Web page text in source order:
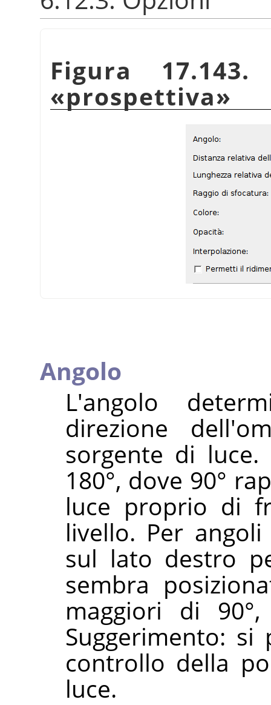
Figura
«prospettiva»
Angolo
L'angolo
direzione
sorgente di
180°, dove 90°
luce proprio di
livello. Per
sul lato destro
sembra
maggiori di
Suggerimento:
controllo della
luce.